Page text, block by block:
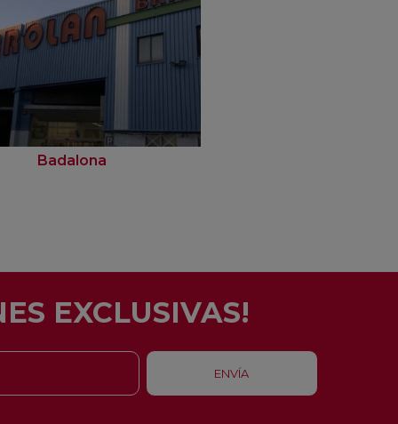
Badalona
EXCLUSIVAS!